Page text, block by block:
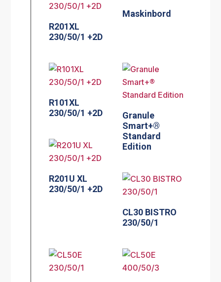
R201XL
230/50/1 +2D
Maskinbord
R101XL
230/50/1 +2D
Granule
Smart+®
Standard
Edition
R201U XL
230/50/1 +2D
CL30 BISTRO
230/50/1